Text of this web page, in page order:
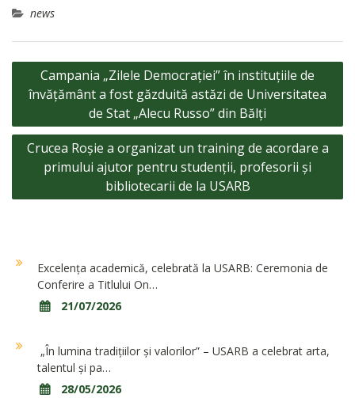
news
Navigare
Campania „Zilele Democrației” în instituțiile de
învățământ a fost găzduită astăzi de Universitatea
de Stat „Alecu Russo” din Bălți
Crucea Roșie a organizat un training de acordare a
primului ajutor pentru studenții, profesorii și
bibliotecarii de la USARB
Excelența academică, celebrată la USARB: Ceremonia de
Conferire a Titlului On…
21/07/2026
„În lumina tradițiilor și valorilor” – USARB a celebrat arta,
talentul și pa…
28/05/2026